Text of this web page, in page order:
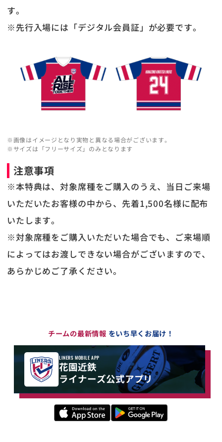
す。
※先行入場には「デジタル会員証」が必要です。
※画像はイメージとなり実物と異なる場合がございます。
※サイズは「フリーサイズ」のみとなります
注意事項
※本特典は、対象席種をご購入のうえ、当日ご来場
いただいたお客様の中から、先着1,500名様に配布
いたします。
※対象席種をご購入いただいた場合でも、ご来場順
によってはお渡しできない場合がございますので、
あらかじめご了承ください。
チームの最新情報 をいち早くお届け！
LINERS MOBILE APP
花園近鉄
ライナーズ公式アプリ